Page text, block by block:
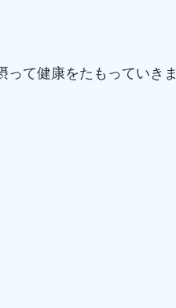
て健康をたもっていきま